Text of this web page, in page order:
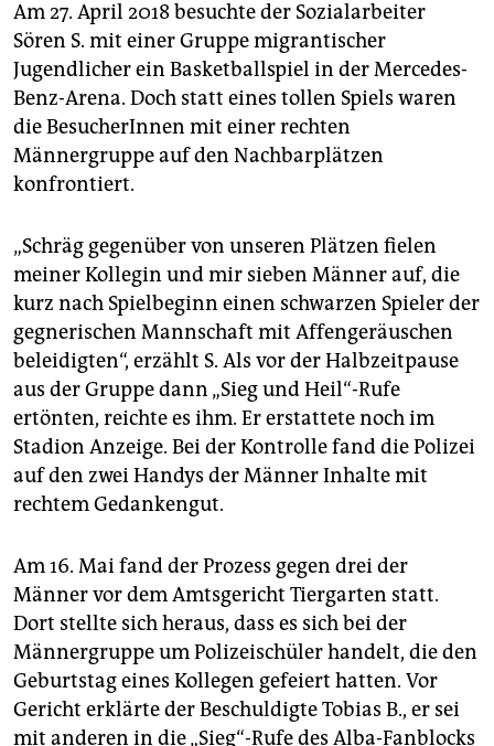
unterstützen
abo
genossenschaft
epaper login
Am 27. April 2018 besuchte der Sozialarbeiter
Sören S. mit einer Gruppe migrantischer
Jugendlicher ein Basketballspiel in der Mercedes-
Benz-Arena. Doch statt eines tollen Spiels waren
die BesucherInnen mit einer rechten
Männergruppe auf den Nachbarplätzen
konfrontiert.
„Schräg gegenüber von unseren Plätzen fielen
meiner Kollegin und mir sieben Männer auf, die
kurz nach Spielbeginn einen schwarzen Spieler der
gegnerischen Mannschaft mit Affengeräuschen
beleidigten“, erzählt S. Als vor der Halbzeitpause
aus der Gruppe dann „Sieg und Heil“-Rufe
ertönten, reichte es ihm. Er erstattete noch im
Stadion Anzeige. Bei der Kontrolle fand die Polizei
auf den zwei Handys der Männer Inhalte mit
rechtem Gedankengut.
Am 16. Mai fand der Prozess gegen drei der
Männer vor dem Amtsgericht Tiergarten statt.
Dort stellte sich heraus, dass es sich bei der
Männergruppe um Polizeischüler handelt, die den
Geburtstag eines Kollegen gefeiert hatten. Vor
Gericht erklärte der Beschuldigte Tobias B., er sei
mit anderen in die „Sieg“-Rufe des Alba-Fanblocks